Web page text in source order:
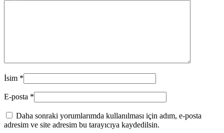
İsim *
E-posta *
Daha sonraki yorumlarımda kullanılması için adım, e-posta
adresim ve site adresim bu tarayıcıya kaydedilsin.